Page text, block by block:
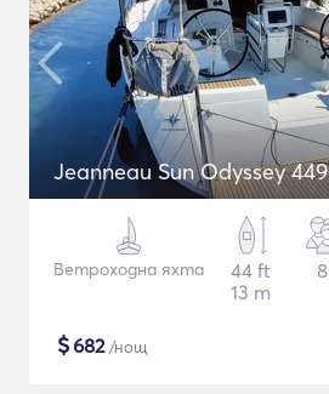
Jeanneau Sun Odyssey 449
Ветроходна яхта
44 ft
13 m
8
$682/нощ